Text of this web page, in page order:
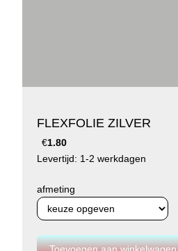
FLEXFOLIE ZILVER
€1.80
Levertijd: 1-2 werkdagen
afmeting